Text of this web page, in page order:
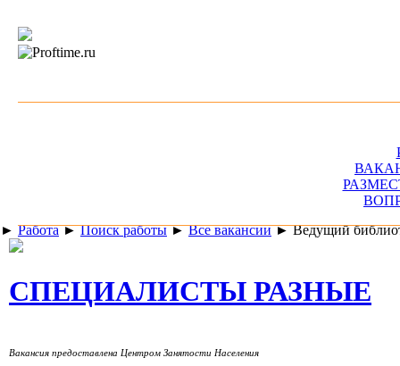
► Работа►Поиск работы►Все вакансии►Ведущий
СПЕЦИАЛИСТЫ РАЗНЫЕ
Вакансия предоставлена Центром Занятости Населения